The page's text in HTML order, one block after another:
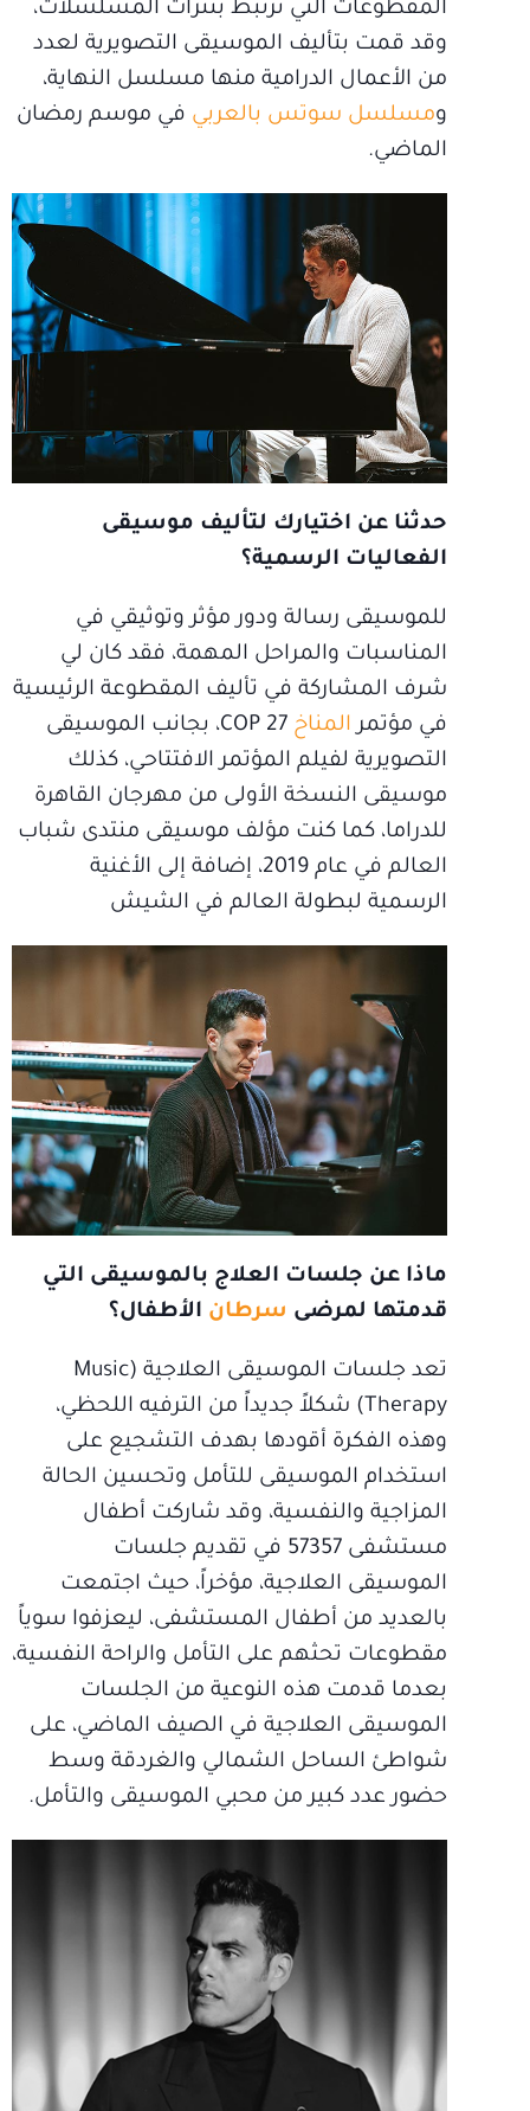
المقطوعات التي ترتبط بتترات المسلسلات،
وقد قمت بتأليف الموسيقى التصويرية لعدد
من الأعمال الدرامية منها مسلسل النهاية،
ومسلسل سوتس بالعربي في موسم رمضان
الماضي.
حدثنا عن اختيارك لتأليف موسيقى
الفعاليات الرسمية؟
للموسيقى رسالة ودور مؤثر وتوثيقي في
المناسبات والمراحل المهمة، فقد كان لي
شرف المشاركة في تأليف المقطوعة الرئيسية
في مؤتمر المناخ
COP 27، بجانب الموسيقى
التصويرية لفيلم المؤتمر الافتتاحي، كذلك
موسيقى النسخة الأولى من مهرجان القاهرة
للدراما، كما كنت مؤلف موسيقى منتدى شباب
العالم في عام 2019، إضافة إلى الأغنية
الرسمية لبطولة العالم في الشيش
ماذا عن جلسات العلاج بالموسيقى التي
قدمتها لمرضى سرطان الأطفال؟
تعد جلسات الموسيقى العلاجية (Music
Therapy) شكلاً جديداً من الترفيه اللحظي،
وهذه الفكرة أقودها بهدف التشجيع على
استخدام الموسيقى للتأمل وتحسين الحالة
المزاجية والنفسية، وقد شاركت أطفال
مستشفى 57357 في تقديم جلسات
الموسيقى العلاجية، مؤخراً، حيث اجتمعت
بالعديد من أطفال المستشفى، ليعزفوا سوياً
مقطوعات تحثهم على التأمل والراحة النفسية،
بعدما قدمت هذه النوعية من الجلسات
الموسيقى العلاجية في الصيف الماضي، على
شواطئ الساحل الشمالي والغردقة وسط
حضور عدد كبير من محبي الموسيقى والتأمل.